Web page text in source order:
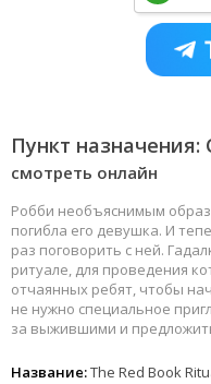
Пункт назначения:
смотреть онлайн
Робби необъяснимым
погибла его девушка. И
раз поговорить с ней.
ритуале, для проведения
отчаянных ребят, чтобы
не нужно специальное
за выжившими и
Название:The Red Book